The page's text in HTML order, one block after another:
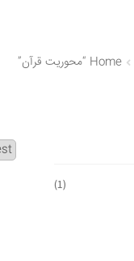
Home
(1)